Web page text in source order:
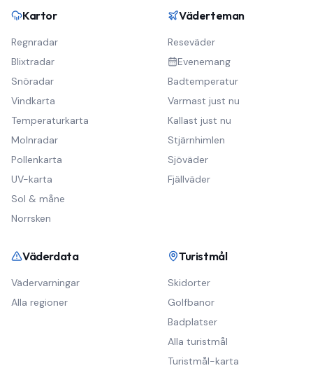
Kartor
Regnradar
Blixtradar
Snöradar
Vindkarta
Temperaturkarta
Molnradar
Pollenkarta
UV-karta
Sol & måne
Norrsken
Väderteman
Reseväder
Evenemang
Badtemperatur
Varmast just nu
Kallast just nu
Stjärnhimlen
Sjöväder
Fjällväder
Väderdata
Vädervarningar
Alla regioner
Turistmål
Skidorter
Golfbanor
Badplatser
Alla turistmål
Turistmål-karta